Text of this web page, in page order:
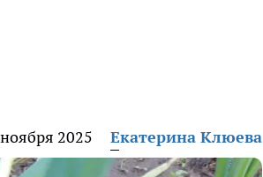
2025 Екатерина Клюева